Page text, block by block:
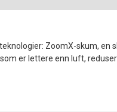
ZoomX-skum, en
er lettere enn luft,